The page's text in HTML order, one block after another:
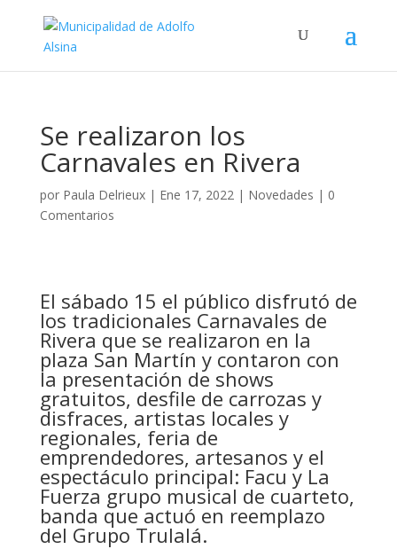
Se realizaron los
Carnavales en Rivera
por Paula Delrieux| Ene 17, 2022| Novedades | 0
Comentarios
El sábado 15 el público disfrutó de
los tradicionales Carnavales de
Rivera que se realizaron en la
plaza San Martín y contaron con
la presentación de shows
gratuitos, desfile de carrozas y
disfraces, artistas locales y
regionales, feria de
emprendedores, artesanos y el
espectáculo principal: Facu y La
Fuerza grupo musical de cuarteto,
banda que actuó en reemplazo
del Grupo Trulalá.